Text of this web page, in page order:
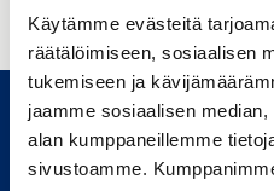
Käytämme evästeitä
räätälöimiseen, sosiaalisen
tukemiseen ja
jaamme sosiaalisen
alan kumppaneillemme
sivustoamme.